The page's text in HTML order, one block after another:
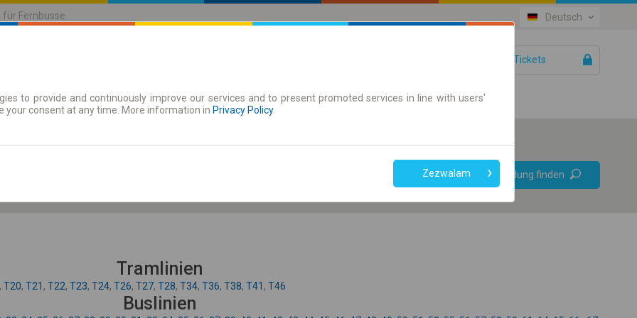
für Fernbusse Deutsch
IhreTickets
Tickets Zeitkarten
ohne Umstieg
Nur Online-Ticket
Verbindung finden
Tramlinien
, T20, T21 , T22, T23, T24, T26, T27, T28, T34, T36, T38, T41 , T46
Buslinien
to provide and continuously improve our services and to present promoted services in line with users'
your consent at any time. More information in Privacy Policy.
Zezwalam